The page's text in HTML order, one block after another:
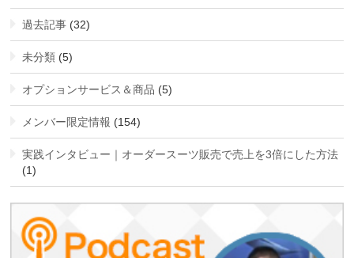
過去記事 (32)
未分類 (5)
オプションサービス＆商品 (5)
メンバー限定情報 (154)
実践インタビュー｜オーダースーツ販売で売上を3倍にした方法
(1)